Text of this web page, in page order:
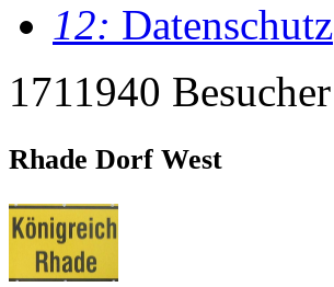
12: Datenschutz
1711940 Besucher
Rhade Dorf West